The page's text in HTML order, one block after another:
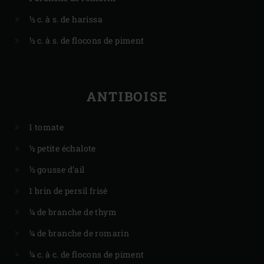
½ c. à s. de harissa
½ c. à s. de flocons de piment
ANTIBOISE
1 tomate
½ petite échalote
½ gousse d’ail
1 brin de persil frisé
¼ de branche de thym
¼ de branche de romarin
¼ c. à c. de flocons de piment